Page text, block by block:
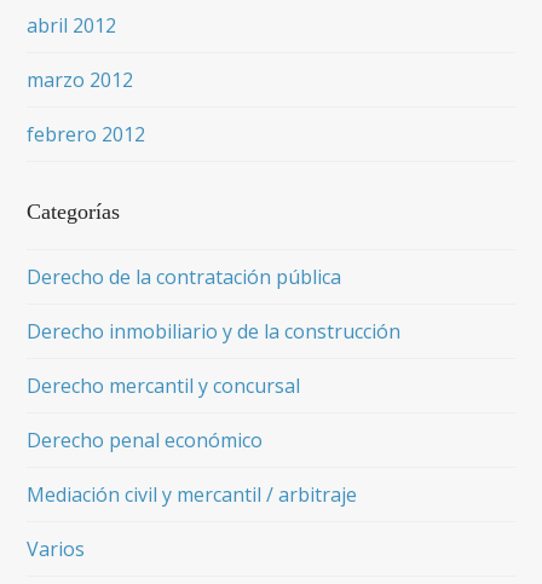
abril 2012
marzo 2012
febrero 2012
Categorías
Derecho de la contratación pública
Derecho inmobiliario y de la construcción
Derecho mercantil y concursal
Derecho penal económico
Mediación civil y mercantil / arbitraje
Varios